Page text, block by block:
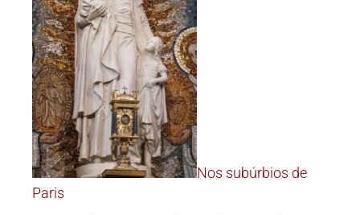
Nos subúrbios de
Paris